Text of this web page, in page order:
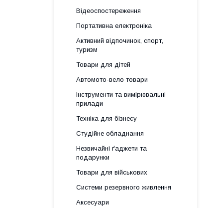
Відеоспостереження
Портативна електроніка
Активний відпочинок, спорт,
туризм
Товари для дітей
Автомото-вело товари
Інструменти та вимірювальні
прилади
Техніка для бізнесу
Студійне обладнання
Незвичайні ґаджети та
подарунки
Товари для військових
Системи резервного живлення
Аксесуари